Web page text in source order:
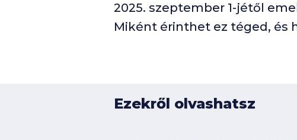
2025. szeptember 1-jétől
Miként érinthet ez téged, és
Ezekről olvashatsz